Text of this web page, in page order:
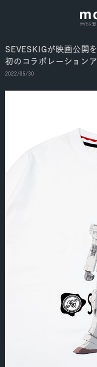
世代を繋
All
SEVESKIGが映画公開
初のコラボレーション
2022/05/30